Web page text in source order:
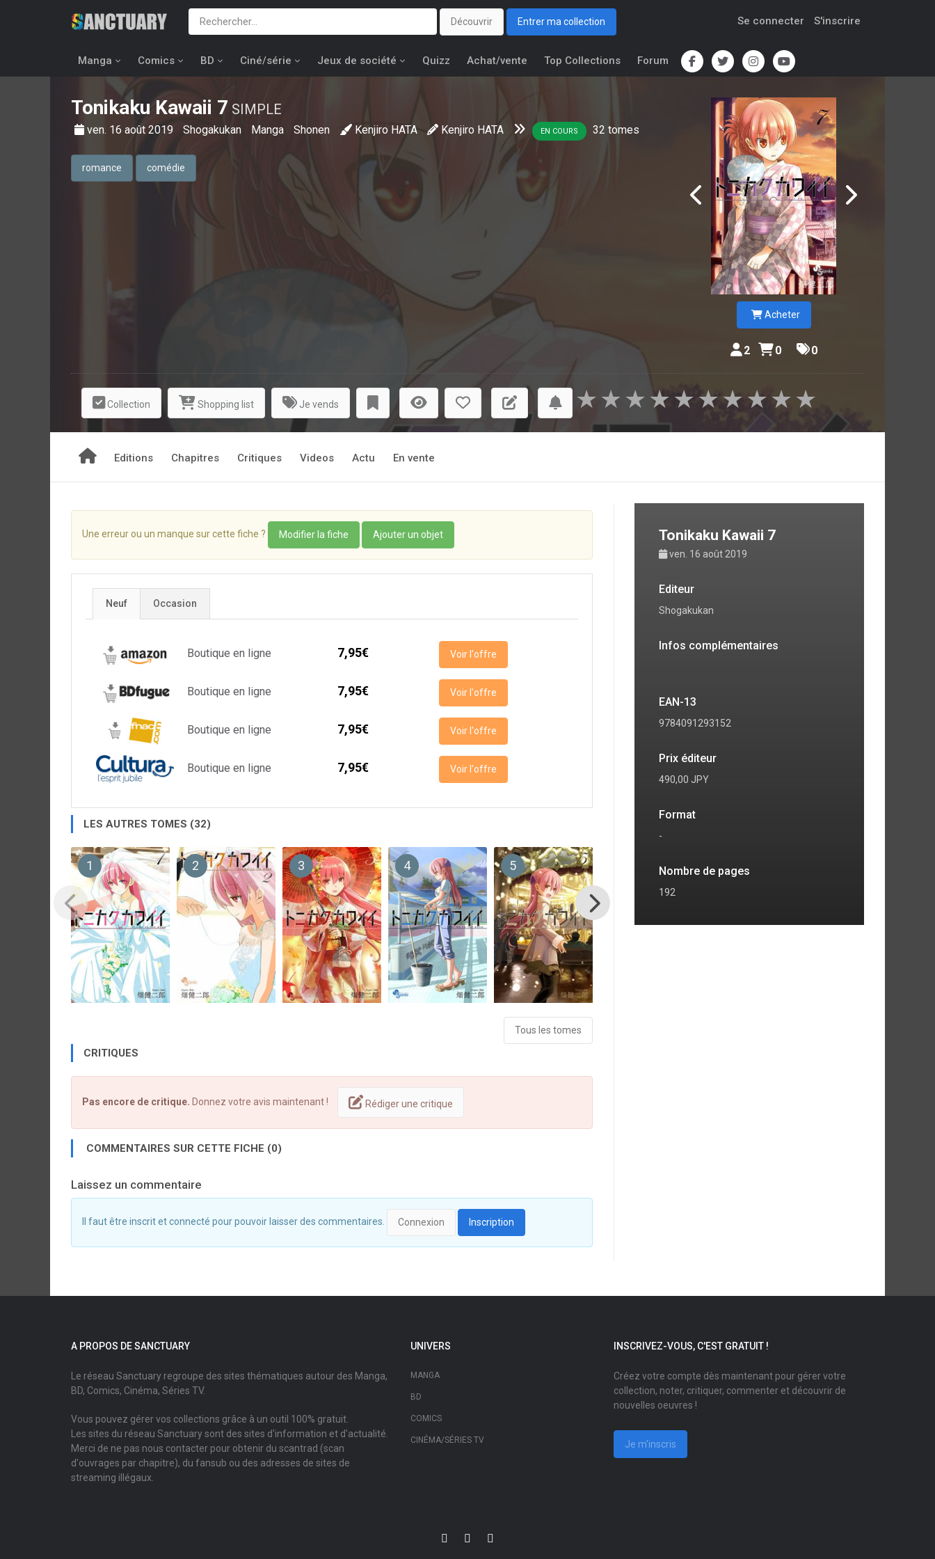
Découvrir Entrer ma collection Se connecter S'inscrire
Manga Comics BD Ciné/série Jeux de société Quizz Achat/vente Top Collections Forum
Tonikaku Kawaii 7 SIMPLE
ven. 16 août 2019 Shogakukan Manga Shonen Kenjiro HATA Kenjiro HATA EN COURS 32 tomes
romance comédie
Acheter
2 0 0
Collection Shopping list Je vends ★
★
★
★
★
★
★
★
★
★
Editions Chapitres Critiques Videos Actu En vente
Une erreur ou un manque sur cette fiche ? Modifier la fiche Ajouter un objet
Neuf Occasion
Boutique en ligne 7,95€ Voir l'offre
Boutique en ligne 7,95€ Voir l'offre
Boutique en ligne 7,95€ Voir l'offre
Boutique en ligne 7,95€ Voir l'offre
LES AUTRES TOMES (32)
1 2 3 4 5 7
Tous les tomes
CRITIQUES
Pas encore de critique. Donnez votre avis maintenant ! Rédiger une critique
COMMENTAIRES SUR CETTE FICHE (0)
Laissez un commentaire
Il faut être inscrit et connecté pour pouvoir laisser des commentaires. Connexion Inscription
Tonikaku Kawaii 7
ven. 16 août 2019
Editeur
Shogakukan
Infos complémentaires
EAN-13
9784091293152
Prix éditeur
490,00 JPY
Format
-
Nombre de pages
192
A PROPOS DE SANCTUARY
Le réseau Sanctuary regroupe des sites thématiques autour des Manga,
BD, Comics, Cinéma, Séries TV.
Vous pouvez gérer vos collections grâce à un outil 100% gratuit.
Les sites du réseau Sanctuary sont des sites d'information et d'actualité.
Merci de ne pas nous contacter pour obtenir du scantrad (scan
d'ouvrages par chapitre), du fansub ou des adresses de sites de
streaming illégaux.
UNIVERS
MANGA
BD
COMICS
CINÉMA/SÉRIES TV
INSCRIVEZ-VOUS, C'EST GRATUIT !
Créez votre compte dès maintenant pour gérer votre
collection, noter, critiquer, commenter et découvrir de
nouvelles oeuvres !
Je m'inscris